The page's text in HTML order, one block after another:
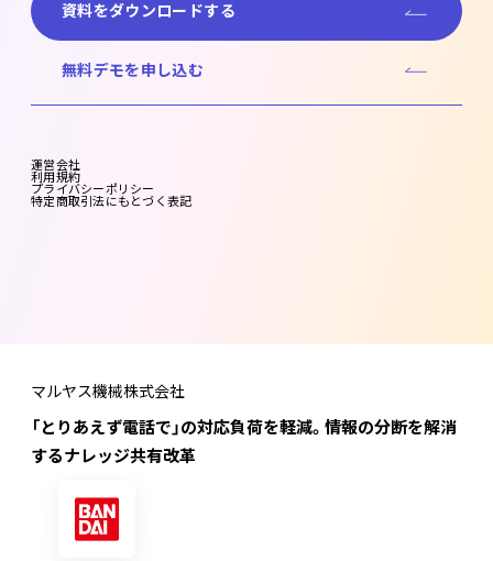
資料をダウンロードする
無料デモを申し込む
運営会社
利用規約
プライバシーポリシー
特定商取引法にもとづく表記
# 製造業・メーカー # 不動産
# 小売
# その他
課題・目的
# 情報集約
マルヤス機械株式会社
「とりあえず電話で」の対応負荷を軽減。情報の分断を解消
するナレッジ共有改革